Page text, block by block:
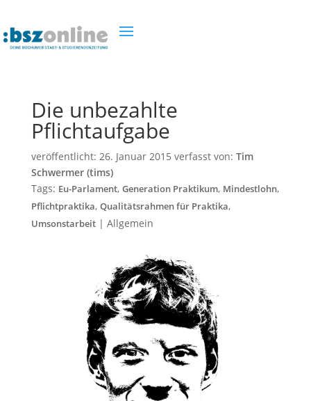
Die unbezahlte
Pflichtaufgabe
veröffentlicht: 26. Januar 2015 verfasst von: Tim
Schwermer (tims)
Tags: Eu-Parlament, Generation Praktikum, Mindestlohn,
Pflichtpraktika, Qualitätsrahmen für Praktika,
Umsonstarbeit| Allgemein